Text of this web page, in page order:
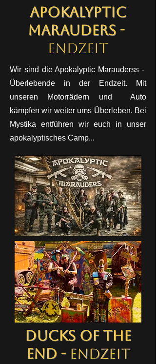
Apokalyptic
Marauders-
Endzeit
Wir sind die Apokalyptic Marauderss -
Überlebende in der Endzeit. Mit
unseren Motorrädern und Auto
kämpfen wir weiter ums Überleben. Bei
Mystika entführen wir euch in unser
apokalyptisches Camp...
Ducks of the
End - Endzeit